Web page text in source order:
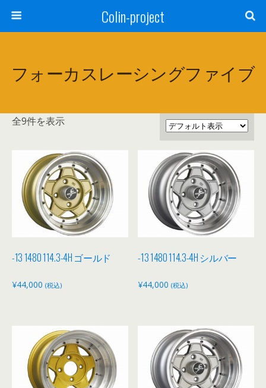
Colin-project
フォーカスレーシングファイブ
全9件を表示
-13 1480 114.3-4H ゴールド
¥44,000 (税込)
-13 1480 114.3-4H シルバー
¥44,000 (税込)